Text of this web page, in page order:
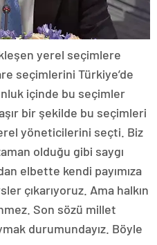
yerel seçimlere
seçimlerini Türkiye’de
içinde bu seçimler
bir şekilde bu seçimleri
yöneticilerini seçti. Biz
olduğu gibi saygı
elbette kendi payımıza
çıkarıyoruz. Ama halkın
Son sözü millet
durumundayız. Böyle